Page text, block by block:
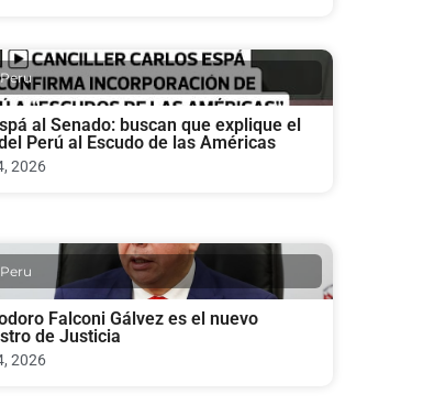
al Senado: buscan que explique el
Perú al Escudo de las Américas
2026
Falconi Gálvez es el nuevo
de Justicia
2026